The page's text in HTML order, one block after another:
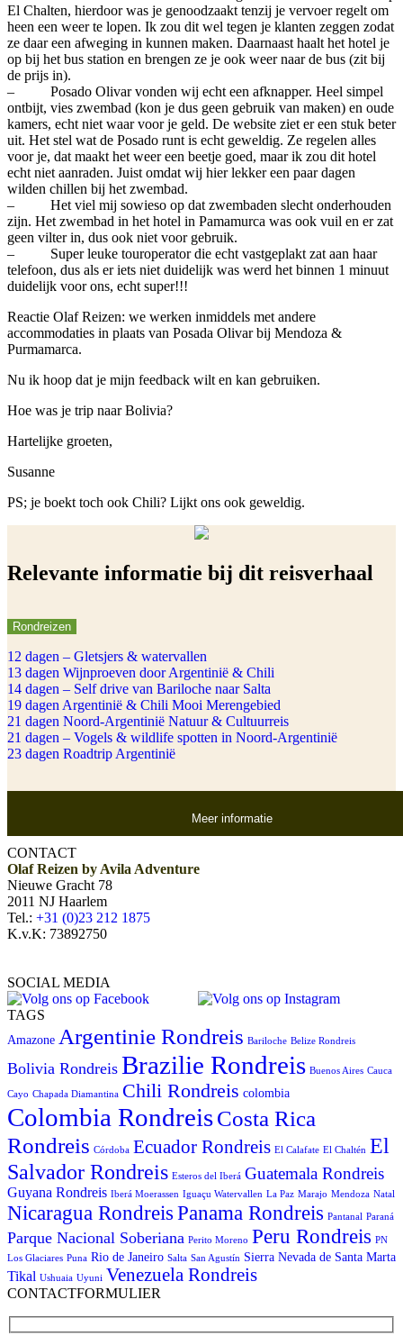
El Chalten, hierdoor was je genoodzaakt tenzij je vervoer regelt om
heen een weer te lopen. Ik zou dit wel tegen je klanten zeggen zodat
ze daar een afweging in kunnen maken. Daarnaast haalt het hotel je
op bij het bus station en brengen ze je ook weer naar de bus (zit bij
de prijs in).
– Posado Olivar vonden wij echt een afknapper. Heel simpel
ontbijt, vies zwembad (kon je dus geen gebruik van maken) en oude
kamers, echt niet waar voor je geld. De website ziet er een stuk beter
uit. Het stel wat de Posado runt is echt geweldig. Ze regelen alles
voor je, dat maakt het weer een beetje goed, maar ik zou dit hotel
echt niet aanraden. Juist omdat wij hier lekker een paar dagen
wilden chillen bij het zwembad.
– Het viel mij sowieso op dat zwembaden slecht onderhouden
zijn. Het zwembad in het hotel in Pamamurca was ook vuil en er zat
geen vilter in, dus ook niet voor gebruik.
– Super leuke touroperator die echt vastgeplakt zat aan haar
telefoon, dus als er iets niet duidelijk was werd het binnen 1 minuut
duidelijk voor ons, echt super!!!
Reactie Olaf Reizen: we werken inmiddels met andere
accommodaties in plaats van Posada Olivar bij Mendoza &
Purmamarca.
Nu ik hoop dat je mijn feedback wilt en kan gebruiken.
Hoe was je trip naar Bolivia?
Hartelijke groeten,
Susanne
PS; je boekt toch ook Chili? Lijkt ons ook geweldig.
Relevante informatie bij dit reisverhaal
Rondreizen
12 dagen – Gletsjers & watervallen
13 dagen Wijnproeven door Argentinië & Chili
14 dagen – Self drive van Bariloche naar Salta
19 dagen Argentinië & Chili Mooi Merengebied
21 dagen Noord-Argentinië Natuur & Cultuurreis
21 dagen – Vogels & wildlife spotten in Noord-Argentinië
23 dagen Roadtrip Argentinië
Meer informatie
CONTACT
Olaf Reizen by Avila Adventure
Nieuwe Gracht 78
2011 NJ Haarlem
Tel.: +31 (0)23 212 1875
K.v.K: 73892750
SOCIAL MEDIA
TAGS
Amazone Argentinie Rondreis Bariloche Belize Rondreis
Bolivia Rondreis Brazilie Rondreis Buenos Aires Cauca
Cayo Chapada Diamantina Chili Rondreis colombia
Colombia RondreisCosta Rica
Rondreis Córdoba Ecuador Rondreis El Calafate El Chaltén El
Salvador Rondreis Esteros del Iberá Guatemala Rondreis
Guyana Rondreis Iberá Moerassen Iguaçu Watervallen La Paz Marajo Mendoza Natal
Nicaragua Rondreis Panama Rondreis Pantanal Paraná
Parque Nacional Soberiana Perito Moreno Peru Rondreis PN
Los Glaciares Puna Rio de Janeiro Salta San Agustín Sierra Nevada de Santa Marta
Tikal Ushuaia Uyuni Venezuela Rondreis
CONTACTFORMULIER